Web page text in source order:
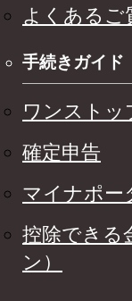
よくあるご
手続きガイド
ワンストッ
確定申告
マイナポー
控除できる
ン）